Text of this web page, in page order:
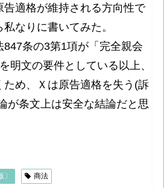
告適格が維持される方向性で
なりに書いてみた。
条の3第1項が「完全親会
明文の要件としている以上、
ため、Ｘは原告適格を失う(訴
が条文上は安全な結論だと思
商法